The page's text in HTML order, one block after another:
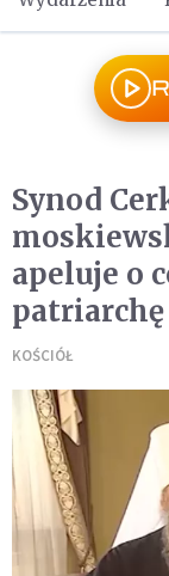
Synod
apeluje o
KOŚCIÓŁ